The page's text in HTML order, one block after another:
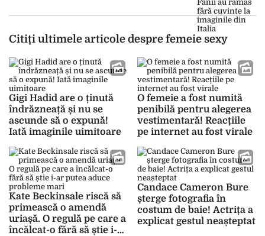
Citiți ultimele articole despre femeie sexy
Gigi Hadid are o ținută
îndrăzneață și nu se
ascunde să o expună!
Iată imaginile uimitoare
O femeie a fost numită
penibilă pentru alegerea
vestimentară! Reacțiile
pe internet au fost virale
Kate Beckinsale riscă să
primească o amendă
uriașă. O regulă pe care a
încălcat-o fără să știe i-ar
Candace Cameron Bure
șterge fotografia în
costum de baie! Actrița a
explicat gestul neașteptat